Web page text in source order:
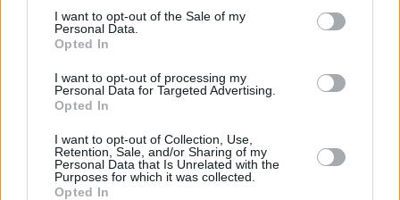
consent section.
I want to opt-out of the Sale of my
Personal Data.
Opted In
I want to opt-out of processing my
Personal Data for Targeted Advertising.
Opted In
I want to opt-out of Collection, Use,
Retention, Sale, and/or Sharing of my
Personal Data that Is Unrelated with the
Purposes for which it was collected.
Opted In
Milano’nun Yeni Yıldızı:
“Avrupa’da Oynayacağımı Hiç
07/AUG/26 15:21
Milano'nun yeni yıldızı Garrison Mathews, açıklamalarda
İstanbul’da Yıldızlar Geçidi: NBA
ve FIBA’nın Basketbol Kampı